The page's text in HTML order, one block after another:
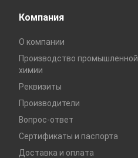
Компания
О компании
Производство промышленной
химии
Реквизиты
Производители
Вопрос-ответ
Сертификаты и паспорта
Доставка и оплата